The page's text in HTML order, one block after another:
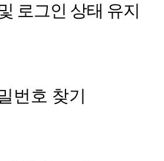
로그인 상태 유지
번호 찾기